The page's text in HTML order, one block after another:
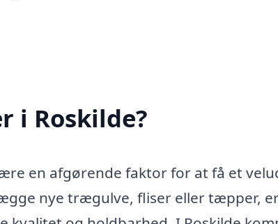
i Roskilde?
en afgørende faktor for at få et
nye trægulve, fliser eller tæpper,